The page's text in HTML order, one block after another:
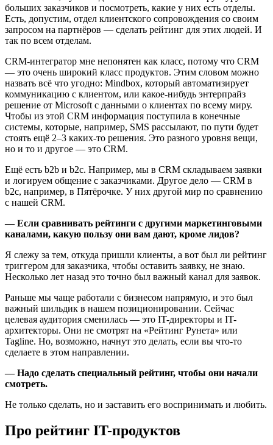
больших заказчиков и посмотреть, какие у них есть отделы.
Есть, допустим, отдел клиентского сопровождения со своим
запросом на партнёров — сделать рейтинг для этих людей. И
так по всем отделам.
CRM-интегратор мне непонятен как класс, потому что CRM
— это очень широкий класс продуктов. Этим словом можно
назвать всё что угодно: Mindbox, который автоматизирует
коммуникацию с клиентом, или какое-нибудь энтерпрайз
решение от Microsoft с данными о клиентах по всему миру.
Чтобы из этой CRM информация поступила в конечные
системы, которые, например, SMS рассылают, по пути будет
стоять ещё 2–3 каких-то решения. Это разного уровня вещи,
но и то и другое — это CRM.
Ещё есть b2b и b2c. Например, мы в CRM складываем заявки
и логируем общение с заказчиками. Другое дело — CRM в
b2c, например, в Пятёрочке. У них другой мир по сравнению
с нашей CRM.
— Если сравнивать рейтинги с другими маркетинговыми
каналами, какую пользу они вам дают, кроме лидов?
Я слежу за тем, откуда пришли клиенты, а вот был ли рейтинг
триггером для заказчика, чтобы оставить заявку, не знаю.
Несколько лет назад это точно был важный канал для заявок.
Раньше мы чаще работали с бизнесом напрямую, и это был
важный шильдик в нашем позиционировании. Сейчас
целевая аудитория сменилась — это IT-директоры и IT-
архитекторы. Они не смотрят на «Рейтинг Рунета» или
Tagline. Но, возможно, начнут это делать, если вы что-то
сделаете в этом направлении.
— Надо сделать специальный рейтинг, чтобы они начали
смотреть.
Не только сделать, но и заставить его воспринимать и любить.
Про рейтинг IT-продуктов